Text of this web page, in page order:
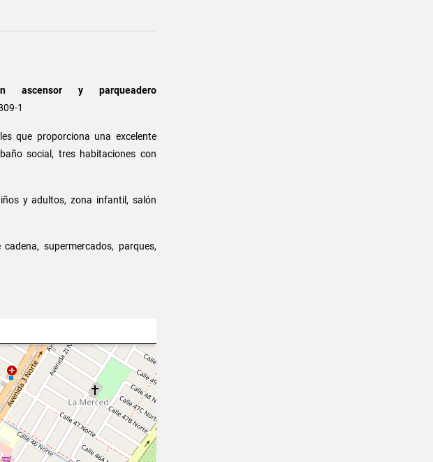
y parqueadero
1
que proporciona una excelente
social, tres habitaciones con
y adultos, zona infantil, salón
supermercados, parques,